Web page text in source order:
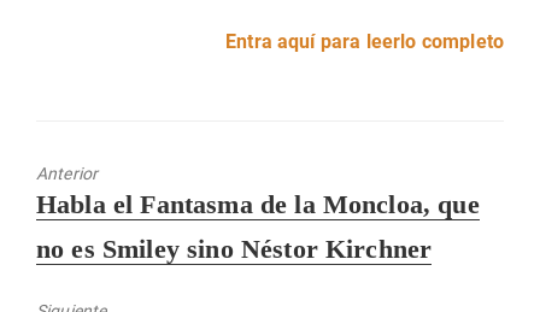
Entra aquí para leerlo completo
Anterior
Entrada
Habla el Fantasma de la Moncloa, que
no es Smiley sino Néstor Kirchner